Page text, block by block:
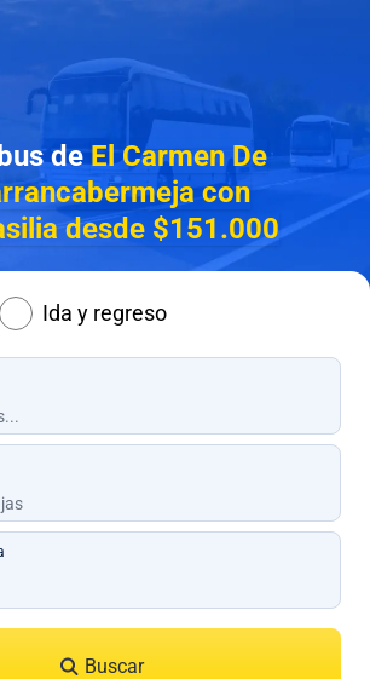
deEl Carmen De
con
desde $151.000
Ida y regreso
Buscar